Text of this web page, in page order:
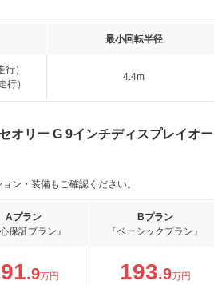
最小回転半径
）
行）
4.4m
オリー G 9インチディスプレイオー
ン・装備もご確認ください。
Aプラン
心保証プラン』
Bプラン
『ベーシックプラン』
.9万円 193.9万円